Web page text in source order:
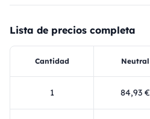
Lista de precios completa
Cantidad Neutral
1 84,93 €